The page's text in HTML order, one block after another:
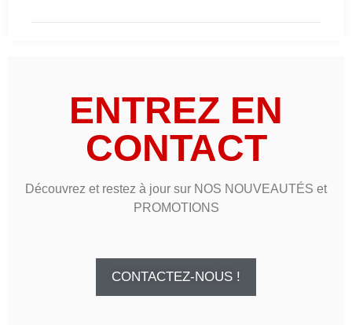
ENTREZ EN
CONTACT
Découvrez et restez à jour sur NOS NOUVEAUTÉS et
PROMOTIONS
CONTACTEZ-NOUS !